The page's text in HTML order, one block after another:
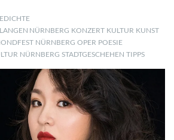
NÜRNBERG KONZERT KULTUR KUNST
NÜRNBERG OPER POESIE
NÜRNBERG STADTGESCHEHEN TIPPS